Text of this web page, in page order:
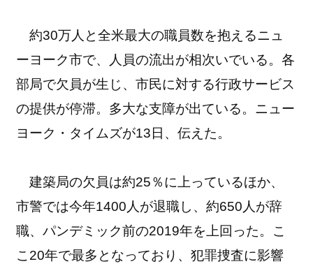
約30万人と全米最大の職員数を抱えるニュ
ーヨーク市で、人員の流出が相次いでいる。各
部局で欠員が生じ、市民に対する行政サービス
の提供が停滞。多大な支障が出ている。ニュー
ヨーク・タイムズが13日、伝えた。
建築局の欠員は約25％に上っているほか、
市警では今年1400人が退職し、約650人が辞
職、パンデミック前の2019年を上回った。こ
こ20年で最多となっており、犯罪捜査に影響